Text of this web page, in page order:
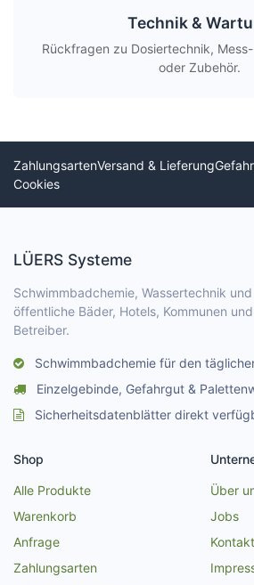
Technik &
Rückfragen zu Dosiertechnik,
oder Zubehör.
ZahlungsartenVersand & Lieferung
Cookies
LÜERS Systeme
Schwimmbadchemie, Wassertechnik
öffentliche Bäder, Hotels, Kommunen
Betreiber.
Schwimmbadchemie für den
Einzelgebinde, Gefahrgut &
Sicherheitsdatenblätter direkt
Shop
Alle Produkte
Warenkorb
Anfrage
Zahlungsarten
Über
Jobs
Kontakt